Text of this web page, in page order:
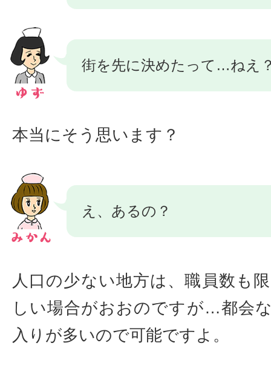
街を先に決めたって…ねえ
本当にそう思います？
え、あるの？
人口の少ない地方は、職員数も
しい場合がおおのですが…都会
入りが多いので可能ですよ。